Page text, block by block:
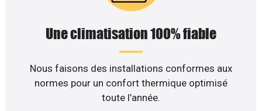
Une climatisation 100% fiable
Nous faisons des installations conformes aux
normes pour un confort thermique optimisé
toute l’année.